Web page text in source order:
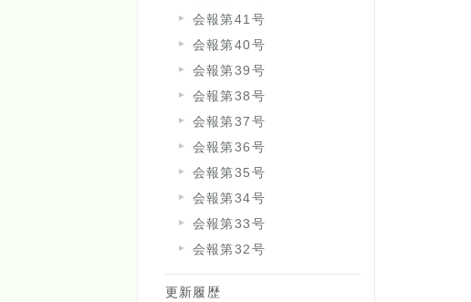
会報第41号
会報第40号
会報第39号
会報第38号
会報第37号
会報第36号
会報第35号
会報第34号
会報第33号
会報第32号
更新履歴